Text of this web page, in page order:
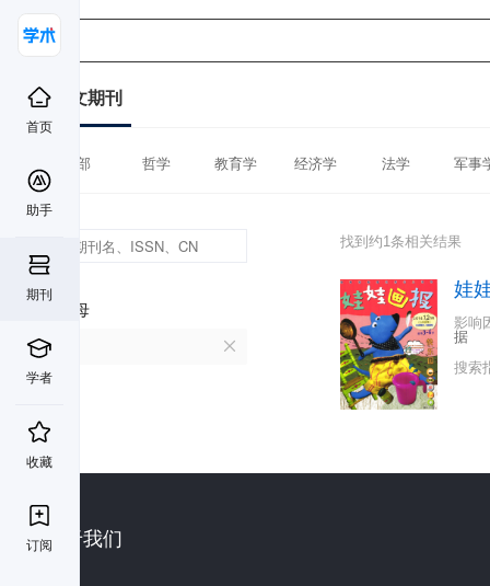
首页
助手
期刊
学者
收藏
订阅
中文期刊
全部 哲学 教育学 经济学 法学 军事
首字母
W
找到约1条相关结果
娃
影响
据
搜索
关于我们